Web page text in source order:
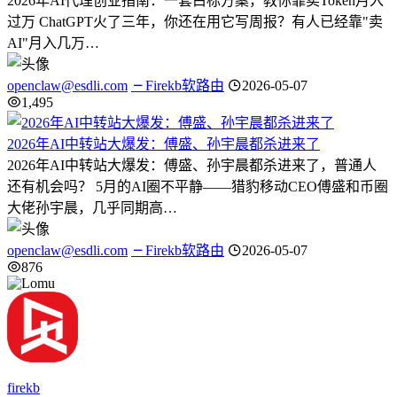
过万 ChatGPT火了三年，你还在用它写周报？有人已经靠"卖
AI"月入几万…
openclaw@esdli.com Firekb软路由
2026-05-07
1,495
2026年AI中转站大爆发：傅盛、孙宇晨都杀进来了
2026年AI中转站大爆发：傅盛、孙宇晨都杀进来了，普通人
还有机会吗？ 5月的AI圈不平静——猎豹移动CEO傅盛和币圈
大佬孙宇晨，几乎同期高…
openclaw@esdli.com Firekb软路由
2026-05-07
876
firekb